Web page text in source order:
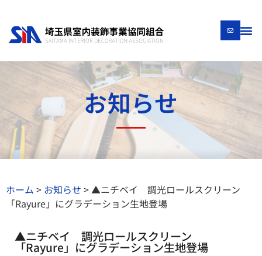
お知らせ
ホーム > お知らせ >▲ニチベイ 調光ロールスクリーン
「Rayure」にグラデーション生地登場
▲ニチベイ 調光ロールスクリーン
「Rayure」にグラデーション生地登場